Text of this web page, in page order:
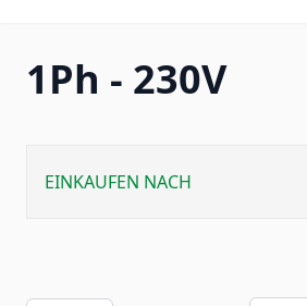
1Ph - 230V
EINKAUFEN NACH